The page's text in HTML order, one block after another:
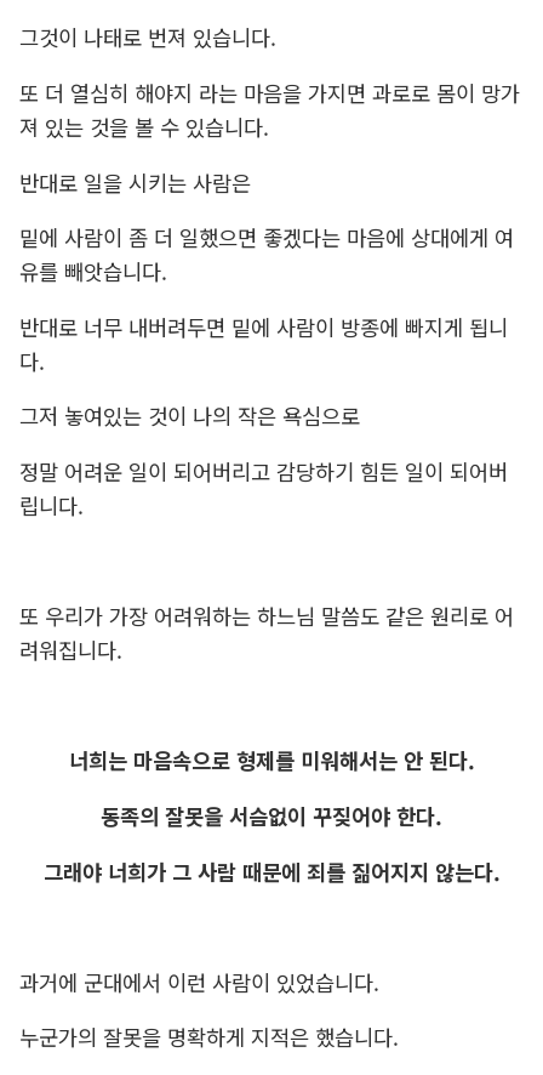
그것이 나태로 번져 있습니다.
또 더 열심히 해야지 라는 마음을 가지면 과로로 몸이 망가
져 있는 것을 볼 수 있습니다.
반대로 일을 시키는 사람은
밑에 사람이 좀 더 일했으면 좋겠다는 마음에 상대에게 여
유를 빼앗습니다.
반대로 너무 내버려두면 밑에 사람이 방종에 빠지게 됩니
다.
그저 놓여있는 것이 나의 작은 욕심으로
정말 어려운 일이 되어버리고 감당하기 힘든 일이 되어버
립니다.
또 우리가 가장 어려워하는 하느님 말씀도 같은 원리로 어
려워집니다.
너희는 마음속으로 형제를 미워해서는 안 된다.
동족의 잘못을 서슴없이 꾸짖어야 한다.
그래야 너희가 그 사람 때문에 죄를 짊어지지 않는다.
과거에 군대에서 이런 사람이 있었습니다.
누군가의 잘못을 명확하게 지적은 했습니다.